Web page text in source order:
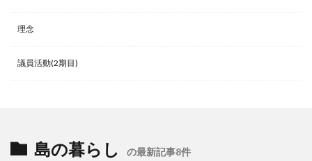
理念
議員活動(2期目)
島の暮らし の最新記事8件